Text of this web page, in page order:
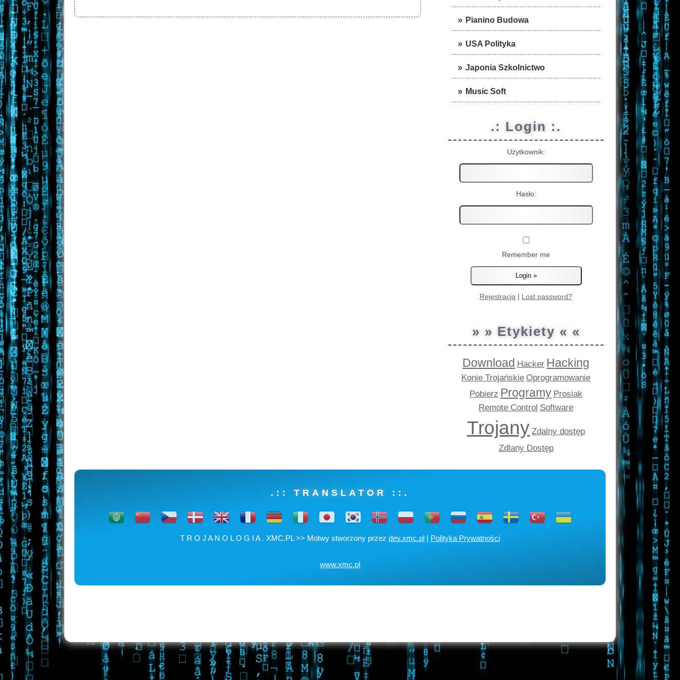
Pianino Budowa
USA Polityka
Japonia Szkolnictwo
Music Soft
.: Login :.
Użytkownik:
Hasło:
Remember me
Rejestracja | Lost password?
» » Etykiety « «
Download Hacker Hacking
Konie Trojańskie Oprogramowanie
Pobierz Programy Prosiak
Remote Control Software
Trojany Zdalny dostęp
Zdlany Dostęp
.:: TRANSLATOR ::.
T R O J A N O L O G I A . XMC.PL >> Motwy stworzony przez dev.xmc.pl | Polityka Prywatności
www.xmc.pl